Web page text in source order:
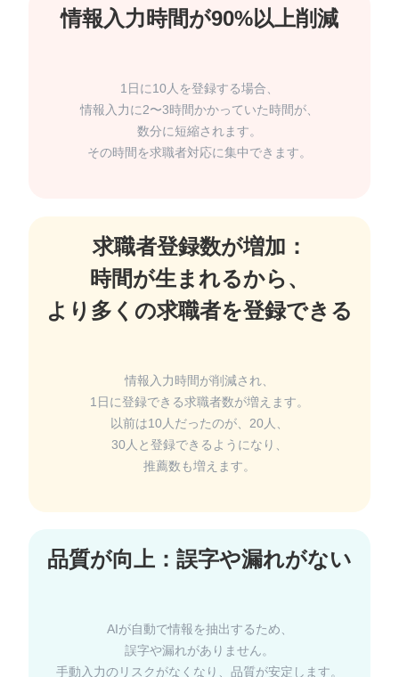
1日に10人を登録する場合、
情報入力に2〜3時間かかっていた時間が、
数分に短縮されます。
求職者登録数が増加：
時間が生まれるから、
情報入力時間が削減され、
1日に登録できる求職者数が増えます。
以前は10人だったのが、20人、
30人と登録できるようになり、
AIが自動で情報を抽出するため、
誤字や漏れがありません。